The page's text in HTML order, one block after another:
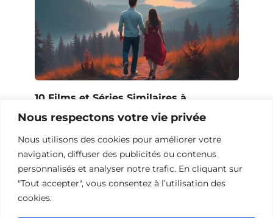
Nous respectons votre vie privée
Nous utilisons des cookies pour améliorer votre
navigation, diffuser des publicités ou contenus
personnalisés et analyser notre trafic. En cliquant sur
"Tout accepter", vous consentez à l’utilisation des
cookies.
10 Films et Séries Similaires à
Opération Love